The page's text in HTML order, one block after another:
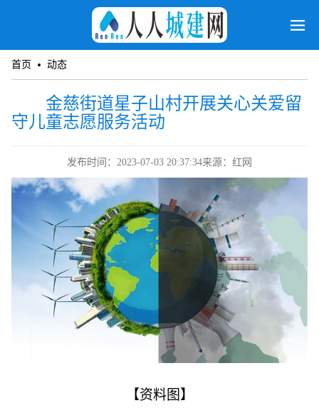
首页 动态
金慈街道星子山村开展关心关爱留
守儿童志愿服务活动
发布时间：2023-07-03 20:37:34来源：红网
【资料图】